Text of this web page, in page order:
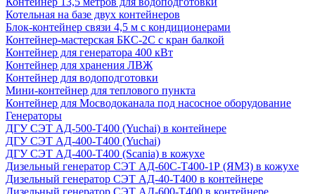
Котельная на базе двух контейнеров
Блок-контейнер связи 4,5 м с кондиционерами
Контейнер-мастерская БКС-2С с кран балкой
Контейнер для генератора 400 кВт
Контейнер для хранения ЛВЖ
Контейнер для водоподготовки
Мини-контейнер для теплового пункта
Контейнер для Мосводоканала под насосное оборудование
Генераторы
ДГУ СЭТ АД-500-Т400 (Yuchai) в контейнере
ДГУ СЭТ АД-400-Т400 (Yuchai)
ДГУ СЭТ АД-400-Т400 (Scania) в кожухе
Дизельный генератор СЭТ АД-60С-Т400-1Р (ЯМЗ) в кожухе
Дизельный генератор СЭТ АД-40-Т400 в контейнере
Дизельный генератор СЭТ АД-600-Т400 в контейнере